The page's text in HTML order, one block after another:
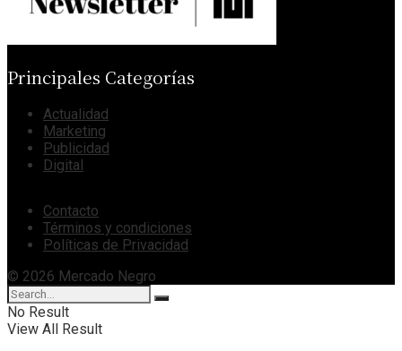
Principales Categorías
Actualidad
Marketing
Publicidad
Digital
Contacto
Términos y condiciones
Políticas de Privacidad
© 2026 Mercado Negro
No Result
View All Result